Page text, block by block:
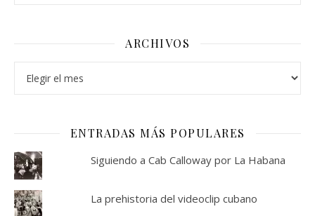
ARCHIVOS
ENTRADAS MÁS POPULARES
Siguiendo a Cab Calloway por La Habana
La prehistoria del videoclip cubano